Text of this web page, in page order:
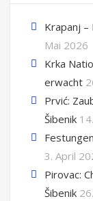
Krapanj
Mai 2026
Krka
erwacht
Prvić:
Šibenik
3. April
Pirovac:
Šibenik